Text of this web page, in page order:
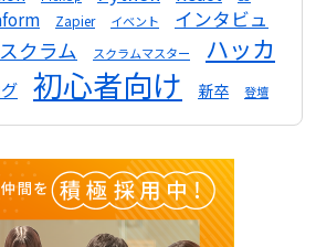
Zapier イベント
インタビュ
スクラム スクラムマスター
ハッカ
初心者向け 新卒 登壇